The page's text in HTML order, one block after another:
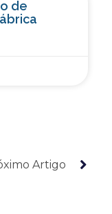
de
Artigo